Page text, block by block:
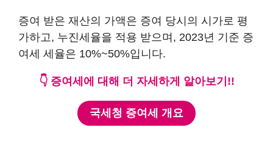
증여 받은 재산의 가액은 증여 당시의 시가로 평
가하고, 누진세율을 적용 받으며, 2023년 기준 증
여세 세율은 10%~50%입니다.
👇 증여세에 대해 더 자세하게 알아보기!!
국세청 증여세 개요